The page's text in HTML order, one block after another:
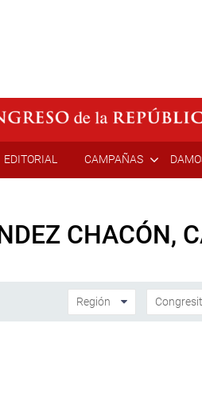
EDITORIAL CAMPAÑAS
CHACÓN,